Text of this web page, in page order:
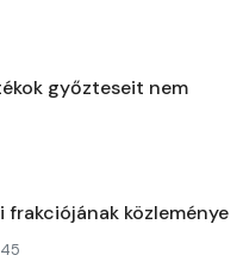
győzteseit nem
frakciójának közleménye